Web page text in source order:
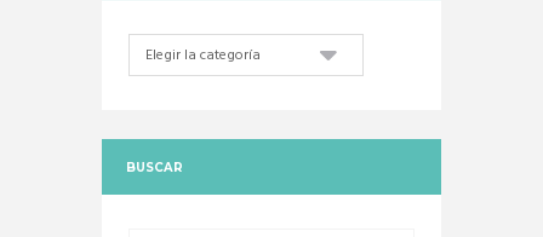
Categorias
BUSCAR